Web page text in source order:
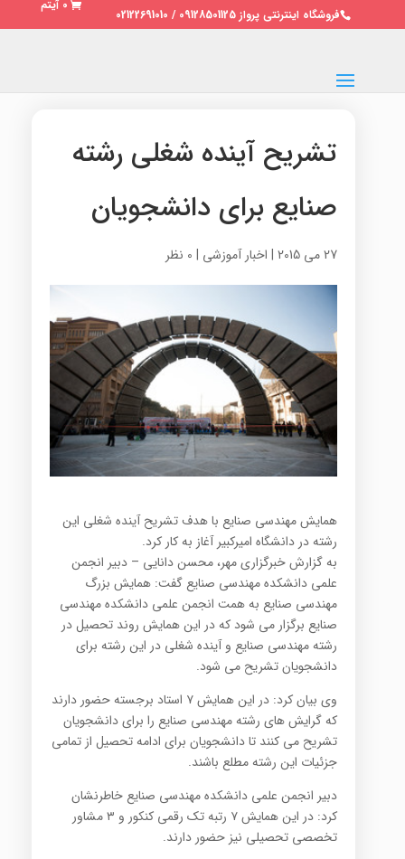
فروشگاه اینترنتی پرواز 09128501125 / 02122691010
0 آیتم
تشریح آینده شغلی رشته
صنایع برای دانشجویان
27 می 2015 | اخبار آموزشی | 0 نظر
همایش مهندسی صنایع با هدف تشریح آینده شغلی این
رشته در دانشگاه امیرکبیر آغاز به کار کرد.
به گزارش خبرگزاری مهر، محسن دانایی – دبیر انجمن
علمی دانشکده مهندسی صنایع گفت: همایش بزرگ
مهندسی صنایع به همت انجمن علمی دانشکده مهندسی
صنایع برگزار می شود که در این همایش روند تحصیل در
رشته مهندسی صنایع و آینده شغلی در این رشته برای
دانشجویان تشریح می شود.
وی بیان کرد: در این همایش ۷ استاد برجسته حضور دارند
که گرایش های رشته مهندسی صنایع را برای دانشجویان
تشریح می کنند تا دانشجویان برای ادامه تحصیل از تمامی
جزئیات این رشته مطلع باشند.
دبیر انجمن علمی دانشکده مهندسی صنایع خاطرنشان
کرد: در این همایش ۷ رتبه تک رقمی کنکور و ۳ مشاور
تخصصی تحصیلی نیز حضور دارند.